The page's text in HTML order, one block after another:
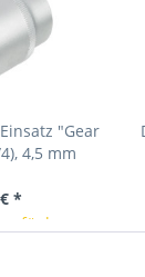
"Gear
4,5 mm
*